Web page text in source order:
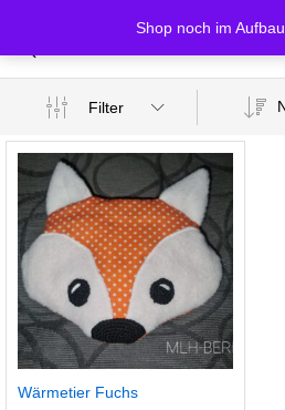
Shop noch im Aufbau
Wärmetier Fuchs
Filter
Wärmetier Fuchs